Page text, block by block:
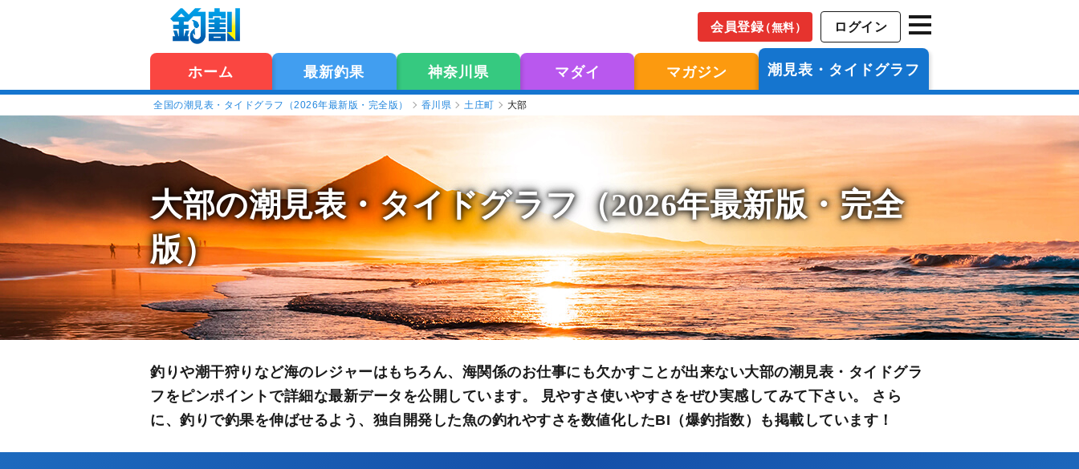
会員登録（無料） ログイン
ホーム 最新釣果 神奈川県 マダイ マガジン 潮見表・タイドグラフ
全国の潮見表・タイドグラフ（2026年最新版・完全版） 香川県 土庄町 大部
大部の潮見表・タイドグラフ（2026年最新版・完全
版）
釣りや潮干狩りなど海のレジャーはもちろん、海関係のお仕事にも欠かすことが出来ない大部の潮見表・タイドグラ
フをピンポイントで詳細な最新データを公開しています。 見やすさ使いやすさをぜひ実感してみて下さい。 さら
に、釣りで釣果を伸ばせるよう、独自開発した魚の釣れやすさを数値化したBI（爆釣指数）も掲載しています！